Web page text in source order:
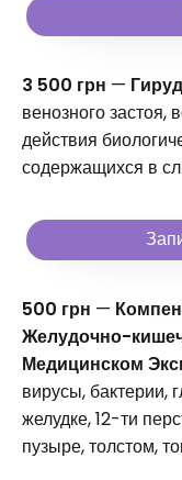
3 500 грн —
венозного застоя,
действия
содержащихся в
500 грн —
Желудочно-
Медицинском
вирусы, бактерии,
желудке, 12-ти
пузыре, толстом,